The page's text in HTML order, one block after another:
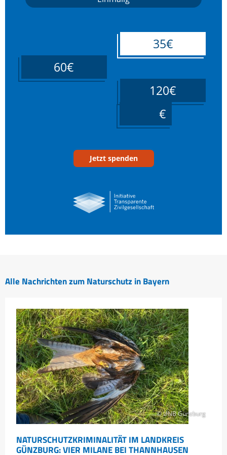
35€
60€
120€
Jetzt spenden
Alle Nachrichten zum Naturschutz in Bayern
© UNB Günzburg
NATURSCHUTZKRIMINALITÄT IM LANDKREIS
GÜNZBURG: VIER MILANE BEI THANNHAUSEN